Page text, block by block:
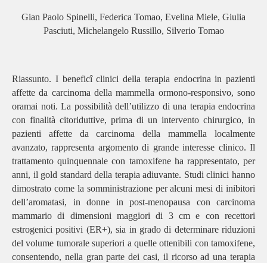
Gian Paolo Spinelli, Federica Tomao, Evelina Miele, Giulia
Pasciuti, Michelangelo Russillo, Silverio Tomao
Riassunto. I beneficî clinici della terapia endocrina in pazienti
affette da carcinoma della mammella ormono-responsivo, sono
oramai noti. La possibilità dell’utilizzo di una terapia endocrina
con finalità citoriduttive, prima di un intervento chirurgico, in
pazienti affette da carcinoma della mammella localmente
avanzato, rappresenta argomento di grande interesse clinico. Il
trattamento quinquennale con tamoxifene ha rappresentato, per
anni, il gold standard della terapia adiuvante. Studi clinici hanno
dimostrato come la somministrazione per alcuni mesi di inibitori
dell’aromatasi, in donne in post-menopausa con carcinoma
mammario di dimensioni maggiori di 3 cm e con recettori
estrogenici positivi (ER+), sia in grado di determinare riduzioni
del volume tumorale superiori a quelle ottenibili con tamoxifene,
consentendo, nella gran parte dei casi, il ricorso ad una terapia